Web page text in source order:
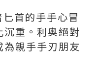
首的手手心冒
重。利奥絕對
親手手刃朋友